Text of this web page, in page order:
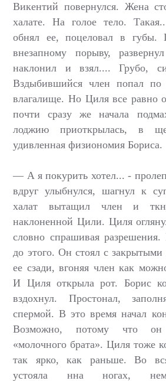
Викентий повернулся. Жена
халате. На голое тело.
обнял ее, поцеловал в губы.
внезапному порыву,
наклонил и взял.... Грубо,
Вздыбившийся член попал
влагалище. Но Циля все равно
почти сразу же начала
лоджию приоткрылась, в
удивленная физиономия Бориса.
— А я покурить хотел... -
вдруг улыбнулся, шагнул к
халат вытащил член и
наклоненной Цили. Циля
словно спрашивая
до этого. Он стоял с закрытыми
ее сзади, вгоняя член как
И Циля открыла рот. Борис
вздохнул. Простонал,
спермой. В это время начал
Возможно, потому что он
«молочного брата». Циля тоже
так ярко, как раньше. Во
устояла нна ногах,